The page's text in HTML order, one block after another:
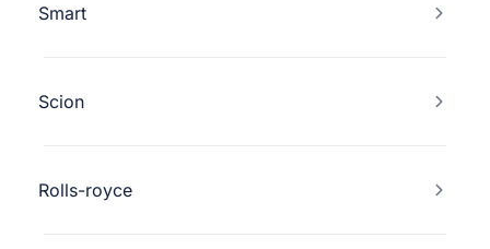
Smart
Scion
Rolls-royce